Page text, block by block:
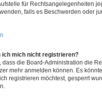
für Rechtsangelegenheiten
falls es Beschwerden oder
ich mich nicht registrieren?
dass die Board-Administration die
mehr anmelden können. Es
registrieren möchtest, gesperrt